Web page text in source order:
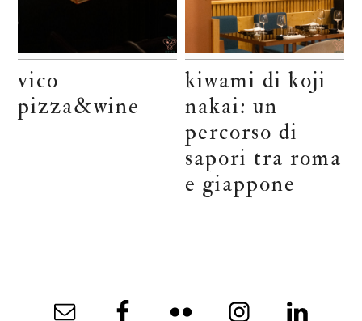
vico
pizza&wine
kiwami di koji
nakai: un
percorso di
sapori tra roma
e giappone